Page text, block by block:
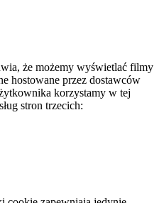
że możemy wyświetlać filmy
hostowane przez dostawców
korzystamy w tej
stron trzecich: